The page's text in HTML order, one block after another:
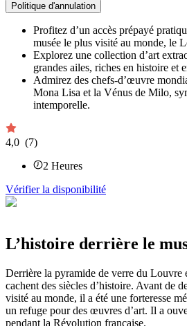
Politique d'annulation
Profitez d’un accès prépayé
musée le plus visité au monde, le
Explorez une collection d’art
grandes ailes, riches en histoire et
Admirez des chefs-d’œuvre
Mona Lisa et la Vénus de Milo,
intemporelle.
4,0 (7)
2 Heures
Vérifier la disponibilité
L’histoire derrière le
Derrière la pyramide de verre du Louvre
cachent des siècles d’histoire. Avant de
visité au monde, il a été une forteresse
un refuge pour des œuvres d’art. Il a
pendant la Révolution française.